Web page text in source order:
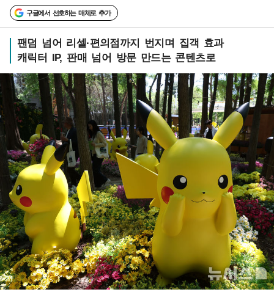
구글에서 선호하는 매체로 추가
팬덤 넘어 리셀·편의점까지 번지며 집객 효과
캐릭터 IP, 판매 넘어 방문 만드는 콘텐츠로